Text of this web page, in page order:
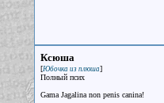
Ксюша
[Юбочка из плюша]
Полный псих
Gama Jagalina non penis canina!